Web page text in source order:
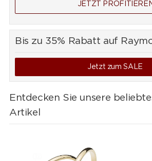
JETZT
Bis zu 35% Rabatt auf
Jetzt zum SALE
Entdecken Sie unsere
Artikel